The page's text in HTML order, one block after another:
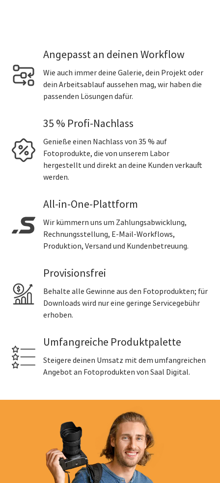
Angepasst an deinen Workflow
Wie auch immer deine Galerie, dein Projekt oder
dein Arbeitsablauf aussehen mag, wir haben die
passenden Lösungen dafür.
35 % Profi-Nachlass
Genieße einen Nachlass von 35 % auf
Fotoprodukte, die von unserem Labor
hergestellt und direkt an deine Kunden verkauft
werden.
All-in-One-Plattform
Wir kümmern uns um Zahlungsabwicklung,
Rechnungsstellung, E-Mail-Workflows,
Produktion, Versand und Kundenbetreuung.
Provisionsfrei
Behalte alle Gewinne aus den Fotoprodukten; für
Downloads wird nur eine geringe Servicegebühr
erhoben.
Umfangreiche Produktpalette
Steigere deinen Umsatz mit dem umfangreichen
Angebot an Fotoprodukten von Saal Digital.